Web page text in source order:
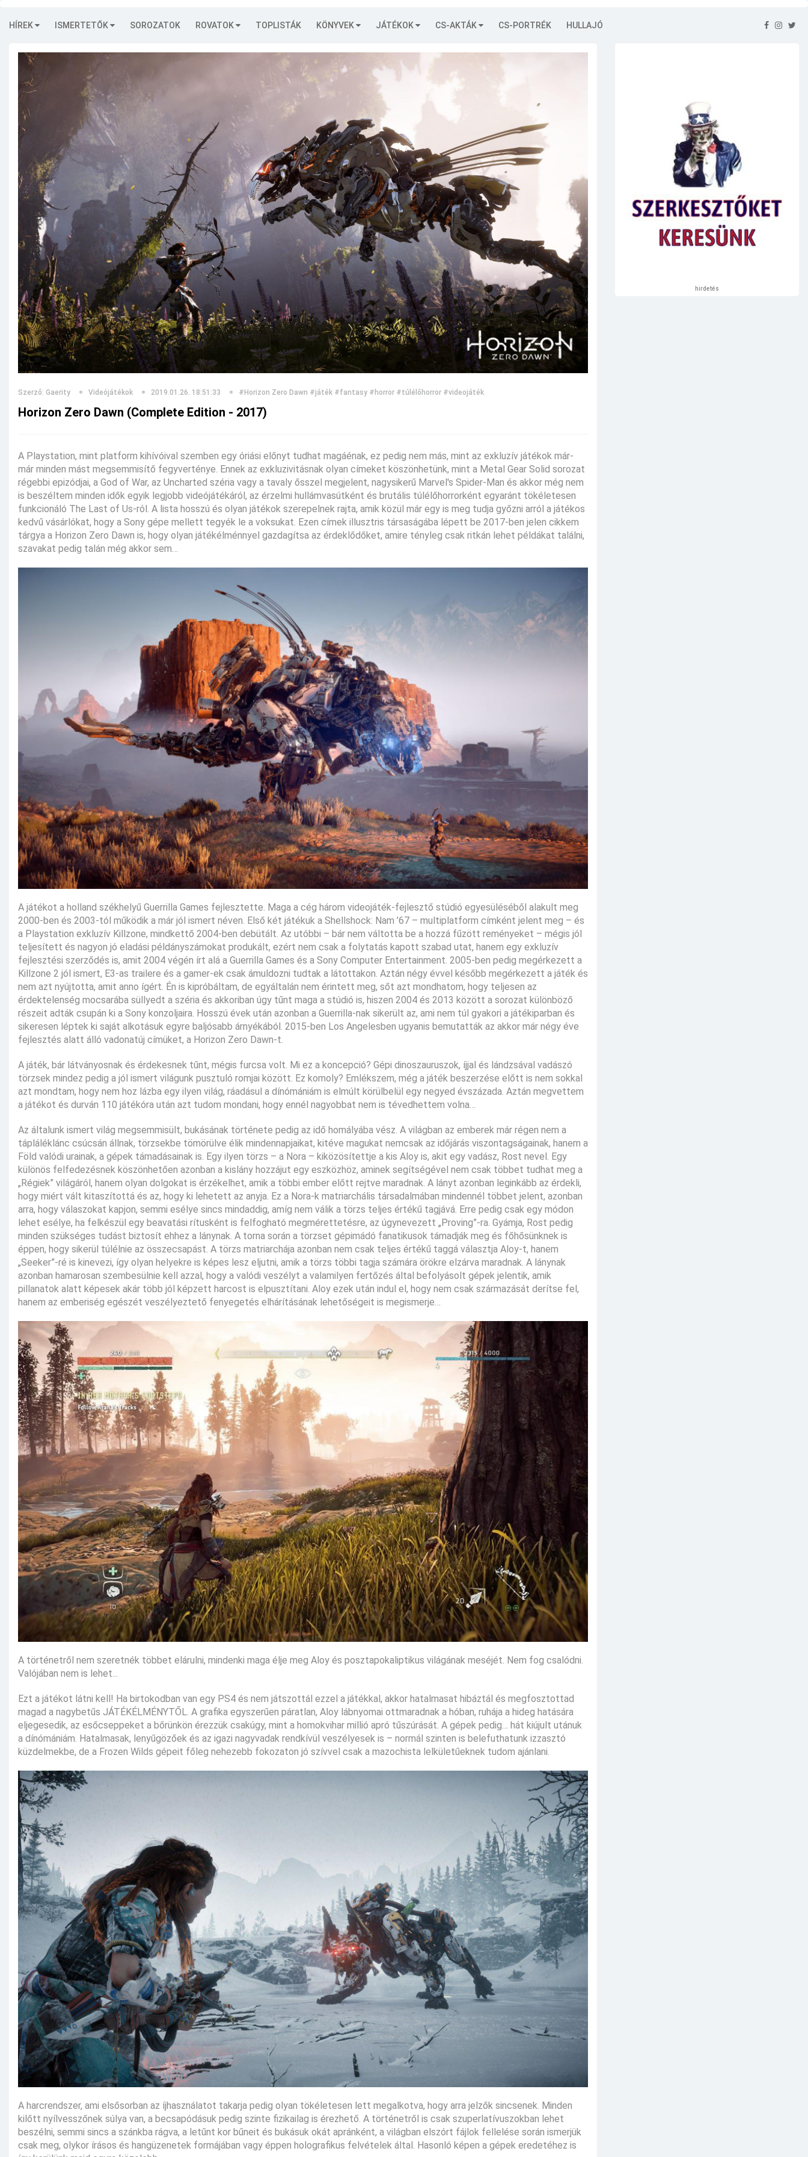
HÍREK ISMERTETŐK SOROZATOK ROVATOK TOPLISTÁK KÖNYVEK JÁTÉKOK CS-AKTÁK CS-PORTRÉK HULLAJÓ
Szerző: Gaerity Videójátékok 2019.01.26. 18:51:33 #Horizon Zero Dawn #játék #fantasy #horror #túlélőhorror #videojáték
Horizon Zero Dawn (Complete Edition - 2017)
A Playstation, mint platform kihívóival szemben egy óriási előnyt tudhat magáénak, ez pedig nem más, mint az exkluzív játékok már-
már minden mást megsemmisítő fegyverténye. Ennek az exkluzivitásnak olyan címeket köszönhetünk, mint a Metal Gear Solid sorozat
régebbi epizódjai, a God of War, az Uncharted széria vagy a tavaly ősszel megjelent, nagysikerű Marvel's Spider-Man és akkor még nem
is beszéltem minden idők egyik legjobb videójátékáról, az érzelmi hullámvasútként és brutális túlélőhorrorként egyaránt tökéletesen
funkcionáló The Last of Us-ról. A lista hosszú és olyan játékok szerepelnek rajta, amik közül már egy is meg tudja győzni arról a játékos
kedvű vásárlókat, hogy a Sony gépe mellett tegyék le a voksukat. Ezen címek illusztris társaságába lépett be 2017-ben jelen cikkem
tárgya a Horizon Zero Dawn is, hogy olyan játékélménnyel gazdagítsa az érdeklődőket, amire tényleg csak ritkán lehet példákat találni,
szavakat pedig talán még akkor sem…
A játékot a holland székhelyű Guerrilla Games fejlesztette. Maga a cég három videojáték-fejlesztő stúdió egyesüléséből alakult meg
2000-ben és 2003-tól működik a már jól ismert néven. Első két játékuk a Shellshock: Nam ’67 – multiplatform címként jelent meg – és
a Playstation exkluzív Killzone, mindkettő 2004-ben debütált. Az utóbbi – bár nem váltotta be a hozzá fűzött reményeket – mégis jól
teljesített és nagyon jó eladási példányszámokat produkált, ezért nem csak a folytatás kapott szabad utat, hanem egy exkluzív
fejlesztési szerződés is, amit 2004 végén írt alá a Guerrilla Games és a Sony Computer Entertainment. 2005-ben pedig megérkezett a
Killzone 2 jól ismert, E3-as trailere és a gamer-ek csak ámuldozni tudtak a látottakon. Aztán négy évvel később megérkezett a játék és
nem azt nyújtotta, amit anno ígért. Én is kipróbáltam, de egyáltalán nem érintett meg, sőt azt mondhatom, hogy teljesen az
érdektelenség mocsarába süllyedt a széria és akkoriban úgy tűnt maga a stúdió is, hiszen 2004 és 2013 között a sorozat különböző
részeit adták csupán ki a Sony konzoljaira. Hosszú évek után azonban a Guerrilla-nak sikerült az, ami nem túl gyakori a játékiparban és
sikeresen léptek ki saját alkotásuk egyre baljósabb árnyékából. 2015-ben Los Angelesben ugyanis bemutatták az akkor már négy éve
fejlesztés alatt álló vadonatúj címüket, a Horizon Zero Dawn-t.
A játék, bár látványosnak és érdekesnek tűnt, mégis furcsa volt. Mi ez a koncepció? Gépi dinoszauruszok, íjjal és lándzsával vadászó
törzsek mindez pedig a jól ismert világunk pusztuló romjai között. Ez komoly? Emlékszem, még a játék beszerzése előtt is nem sokkal
azt mondtam, hogy nem hoz lázba egy ilyen világ, ráadásul a dínómániám is elmúlt körülbelül egy negyed évszázada. Aztán megvettem
a játékot és durván 110 játékóra után azt tudom mondani, hogy ennél nagyobbat nem is tévedhettem volna…
Az általunk ismert világ megsemmisült, bukásának története pedig az idő homályába vész. A világban az emberek már régen nem a
tápláléklánc csúcsán állnak, törzsekbe tömörülve élik mindennapjaikat, kitéve magukat nemcsak az időjárás viszontagságainak, hanem a
Föld valódi urainak, a gépek támadásainak is. Egy ilyen törzs – a Nora – kiközösítettje a kis Aloy is, akit egy vadász, Rost nevel. Egy
különös felfedezésnek köszönhetően azonban a kislány hozzájut egy eszközhöz, aminek segítségével nem csak többet tudhat meg a
„Régiek” világáról, hanem olyan dolgokat is érzékelhet, amik a többi ember előtt rejtve maradnak. A lányt azonban leginkább az érdekli,
hogy miért vált kitaszítottá és az, hogy ki lehetett az anyja. Ez a Nora-k matriarchális társadalmában mindennél többet jelent, azonban
arra, hogy válaszokat kapjon, semmi esélye sincs mindaddig, amíg nem válik a törzs teljes értékű tagjává. Erre pedig csak egy módon
lehet esélye, ha felkészül egy beavatási rítusként is felfogható megmérettetésre, az úgynevezett „Proving”-ra. Gyámja, Rost pedig
minden szükséges tudást biztosít ehhez a lánynak. A torna során a törzset gépimádó fanatikusok támadják meg és főhősünknek is
éppen, hogy sikerül túlélnie az összecsapást. A törzs matriarchája azonban nem csak teljes értékű taggá választja Aloy-t, hanem
„Seeker”-ré is kinevezi, így olyan helyekre is képes lesz eljutni, amik a törzs többi tagja számára örökre elzárva maradnak. A lánynak
azonban hamarosan szembesülnie kell azzal, hogy a valódi veszélyt a valamilyen fertőzés által befolyásolt gépek jelentik, amik
pillanatok alatt képesek akár több jól képzett harcost is elpusztítani. Aloy ezek után indul el, hogy nem csak származását derítse fel,
hanem az emberiség egészét veszélyeztető fenyegetés elhárításának lehetőségeit is megismerje…
A történetről nem szeretnék többet elárulni, mindenki maga élje meg Aloy és posztapokaliptikus világának meséjét. Nem fog csalódni.
Valójában nem is lehet...
Ezt a játékot látni kell! Ha birtokodban van egy PS4 és nem játszottál ezzel a játékkal, akkor hatalmasat hibáztál és megfosztottad
magad a nagybetűs JÁTÉKÉLMÉNYTŐL. A grafika egyszerűen páratlan, Aloy lábnyomai ottmaradnak a hóban, ruhája a hideg hatására
eljegesedik, az esőcseppeket a bőrünkön érezzük csakúgy, mint a homokvihar millió apró tűszúrását. A gépek pedig… hát kiújult utánuk
a dínómániám. Hatalmasak, lenyűgözőek és az igazi nagyvadak rendkívül veszélyesek is – normál szinten is belefuthatunk izzasztó
küzdelmekbe, de a Frozen Wilds gépeit főleg nehezebb fokozaton jó szívvel csak a mazochista lelkületűeknek tudom ajánlani.
A harcrendszer, ami elsősorban az íjhasználatot takarja pedig olyan tökéletesen lett megalkotva, hogy arra jelzők sincsenek. Minden
kilőtt nyílvesszőnek súlya van, a becsapódásuk pedig szinte fizikailag is érezhető. A történetről is csak szuperlatívuszokban lehet
beszélni, semmi sincs a szánkba rágva, a letűnt kor bűneit és bukásuk okát apránként, a világban elszórt fájlok fellelése során ismerjük
csak meg, olykor írásos és hangüzenetek formájában vagy éppen holografikus felvételek által. Hasonló képen a gépek eredetéhez is
hirdetés